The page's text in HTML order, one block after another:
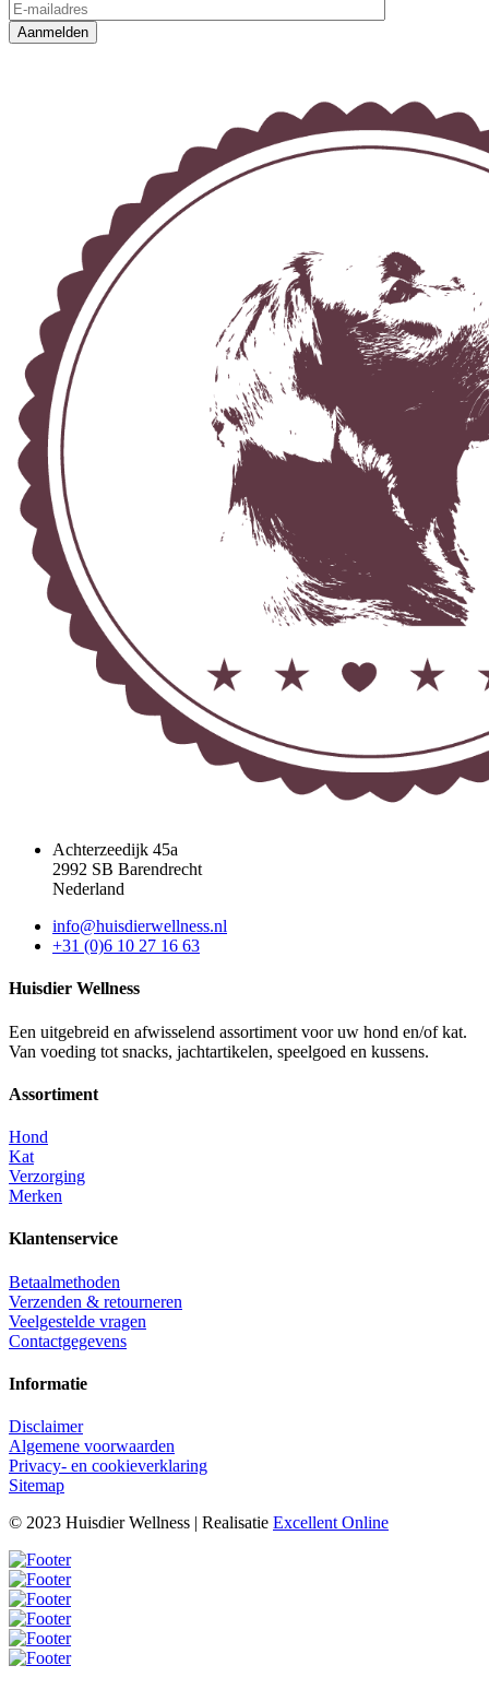
Achterzeedijk 45a
2992 SB Barendrecht
Nederland
info@huisdierwellness.nl
+31 (0)6 10 27 16 63
Huisdier Wellness
Een uitgebreid en afwisselend assortiment voor uw hond en/of kat.
Van voeding tot snacks, jachtartikelen, speelgoed en kussens.
Assortiment
Hond
Kat
Verzorging
Merken
Klantenservice
Betaalmethoden
Verzenden & retourneren
Veelgestelde vragen
Contactgegevens
Informatie
Disclaimer
Algemene voorwaarden
Privacy- en cookieverklaring
Sitemap
© 2023 Huisdier Wellness | Realisatie Excellent Online